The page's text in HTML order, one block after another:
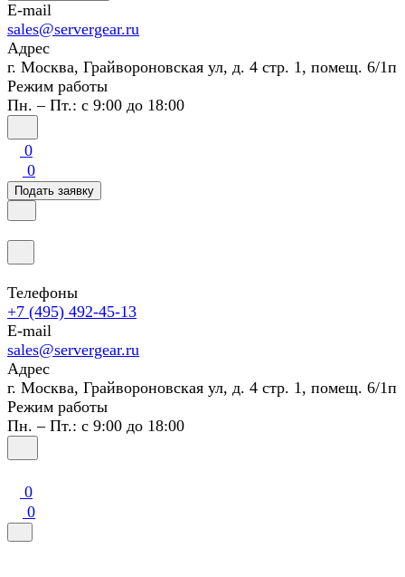
E-mail
sales@servergear.ru
Адрес
г. Москва, Грайвороновская ул, д. 4 стр. 1, помещ. 6/1п
Режим работы
Пн. – Пт.: с 9:00 до 18:00
0
0
Подать заявку
Телефоны
+7 (495) 492-45-13
E-mail
sales@servergear.ru
Адрес
г. Москва, Грайвороновская ул, д. 4 стр. 1, помещ. 6/1п
Режим работы
Пн. – Пт.: с 9:00 до 18:00
0
0